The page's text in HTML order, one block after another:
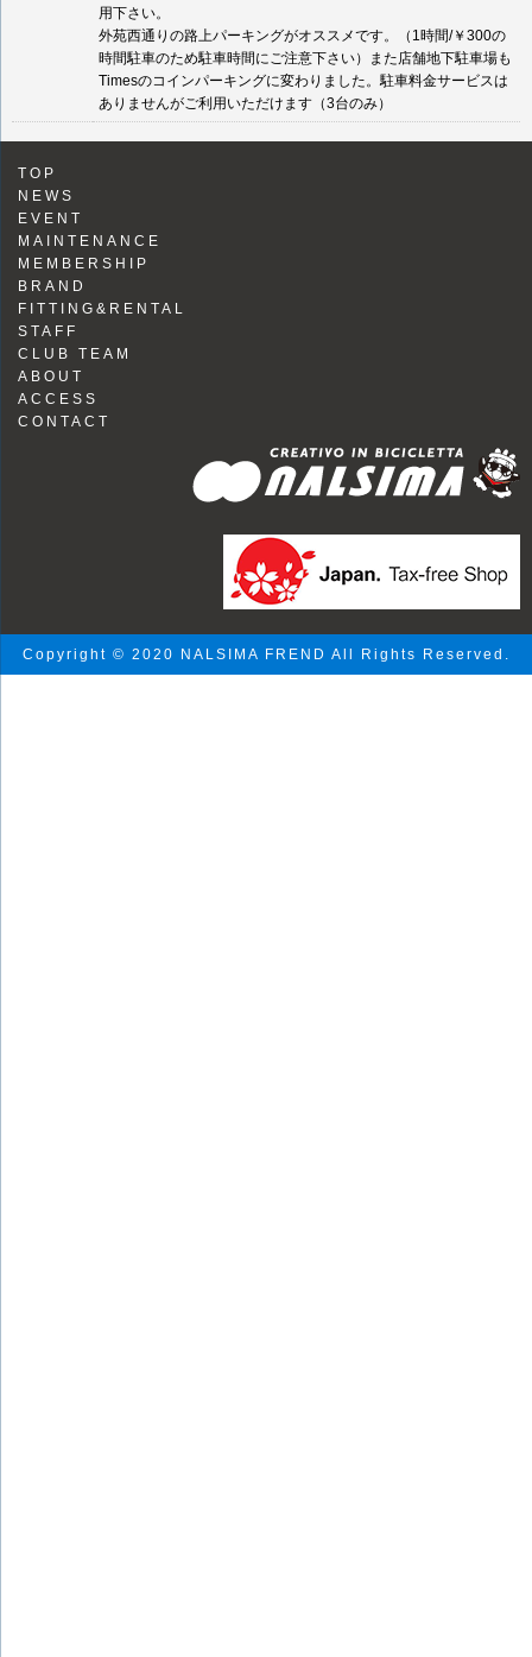
用下さい。
外苑西通りの路上パーキングがオススメです。（1時間/￥300の
時間駐車のため駐車時間にご注意下さい）また店舗地下駐車場も
Timesのコインパーキングに変わりました。駐車料金サービスは
ありませんがご利用いただけます（3台のみ）
TOP
NEWS
EVENT
MAINTENANCE
MEMBERSHIP
BRAND
FITTING&RENTAL
STAFF
CLUB TEAM
ABOUT
ACCESS
CONTACT
Copyright © 2020 NALSIMA FREND All Rights Reserved.